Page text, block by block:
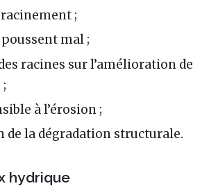
;
mal ;
racines sur l’amélioration de
à l’érosion ;
de la dégradation structurale.
hydrique